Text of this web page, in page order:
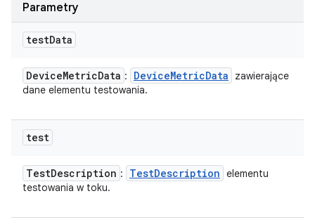
Parametry
testData
DeviceMetricData : DeviceMetricData
zawierające
dane elementu testowania.
test
TestDescription : TestDescription elementu
testowania w toku.